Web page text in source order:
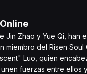
Online
Jin Zhao y Yue Qi,
del Risen
Luo, quien
fuerzas entre ellos